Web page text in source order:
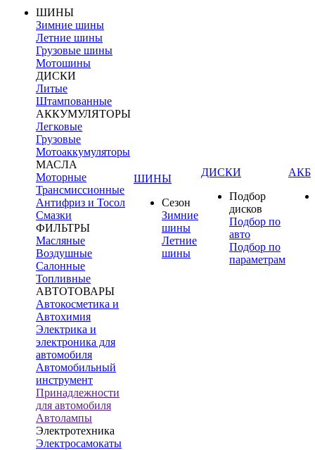
ШИНЫ
Зимние шины
Летние шины
Грузовые шины
Мотошины
ДИСКИ
Литые
Штампованные
АККУМУЛЯТОРЫ
Легковые
Грузовые
Мотоаккумуляторы
МАСЛА
Моторные
Трансмиссионные
Антифриз и Тосол
Смазки
ФИЛЬТРЫ
Масляные
Воздушные
Салонные
Топливные
АВТОТОВАРЫ
Автокосметика и
Автохимия
Электрика и
электроника для
автомобиля
Автомобильный
инструмент
Принадлежности
для автомобиля
Автолампы
Электротехника
Электросамокаты
ШИНЫ
Сезон
Зимние
шины
Летние
шины
ДИСКИ
Подбор
дисков
Подбор по
авто
Подбор по
параметрам
АКБ